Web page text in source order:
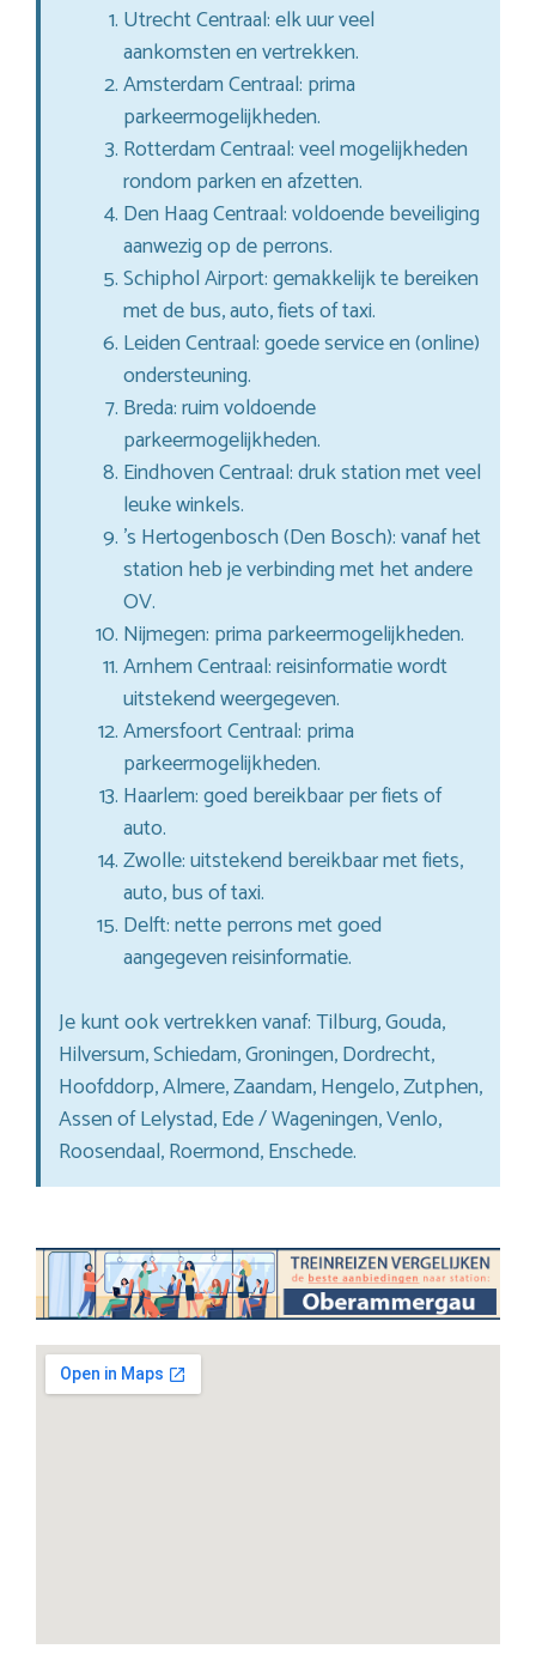
Utrecht Centraal: elk uur veel
aankomsten en vertrekken.
Amsterdam Centraal: prima
parkeermogelijkheden.
Rotterdam Centraal: veel mogelijkheden
rondom parken en afzetten.
Den Haag Centraal: voldoende beveiliging
aanwezig op de perrons.
Schiphol Airport: gemakkelijk te bereiken
met de bus, auto, fiets of taxi.
Leiden Centraal: goede service en (online)
ondersteuning.
Breda: ruim voldoende
parkeermogelijkheden.
Eindhoven Centraal: druk station met veel
leuke winkels.
’s Hertogenbosch (Den Bosch): vanaf het
station heb je verbinding met het andere
OV.
Nijmegen: prima parkeermogelijkheden.
Arnhem Centraal: reisinformatie wordt
uitstekend weergegeven.
Amersfoort Centraal: prima
parkeermogelijkheden.
Haarlem: goed bereikbaar per fiets of
auto.
Zwolle: uitstekend bereikbaar met fiets,
auto, bus of taxi.
Delft: nette perrons met goed
aangegeven reisinformatie.
Je kunt ook vertrekken vanaf: Tilburg, Gouda,
Hilversum, Schiedam, Groningen, Dordrecht,
Hoofddorp, Almere, Zaandam, Hengelo, Zutphen,
Assen of Lelystad, Ede / Wageningen, Venlo,
Roosendaal, Roermond, Enschede.